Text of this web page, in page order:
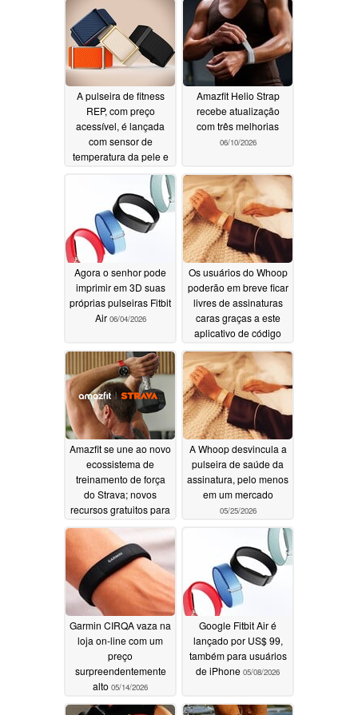
A pulseira de fitness
REP, com preço
acessível, é lançada
com sensor de
temperatura da pele e
Amazfit Helio Strap
recebe atualização
com três melhorias
06/10/2026
Agora o senhor pode
imprimir em 3D suas
próprias pulseiras Fitbit
Air 06/04/2026
Os usuários do Whoop
poderão em breve ficar
livres de assinaturas
caras graças a este
aplicativo de código
06/03/2026
Amazfit se une ao novo
ecossistema de
treinamento de força
do Strava; novos
recursos gratuitos para
05/26/2026
A Whoop desvincula a
pulseira de saúde da
assinatura, pelo menos
em um mercado
05/25/2026
Garmin CIRQA vaza na
loja on-line com um
preço
surpreendentemente
alto 05/14/2026
Google Fitbit Air é
lançado por US$ 99,
também para usuários
de iPhone 05/08/2026